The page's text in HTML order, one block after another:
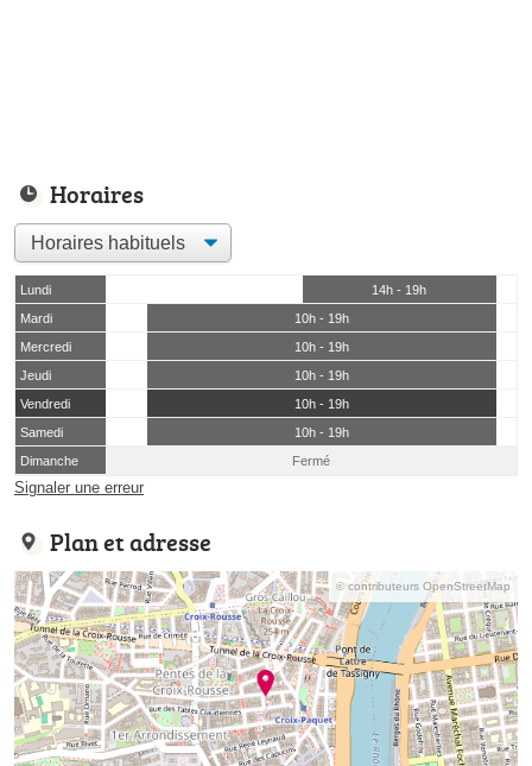
Horaires
Lundi
14h - 19h
Mardi
10h - 19h
Mercredi
10h - 19h
Jeudi
10h - 19h
Vendredi
10h - 19h
Samedi
10h - 19h
Dimanche
Fermé
Signaler une erreur
Plan et adresse
© contributeurs OpenStreetMap